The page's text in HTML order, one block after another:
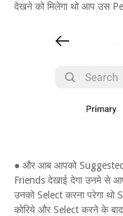
देखने को मिलेगा थो आप उस
● और आब आपको
Friends देखाई देगा उनमे से
उनको Select करना परेगा
कोरिये और Select करने के